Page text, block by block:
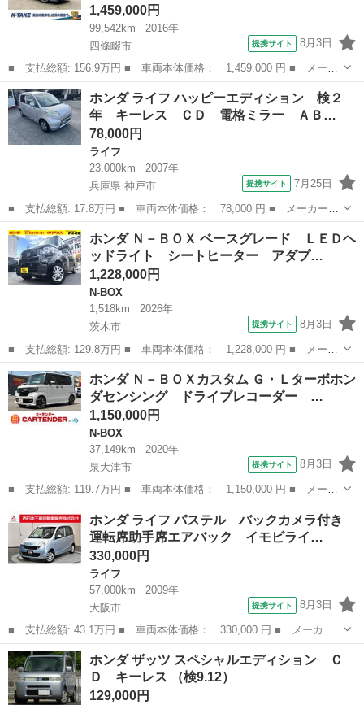
1,459,000円
99,542km
2016年
四條畷市
提携サイト 8月3日
■ 支払総額: 156.9万円 ■ 車両本体価格： 1,459,000 円 ■ メーカ
ー名： ホンダ ■ 車種名： オデッセイハイブリッド ■ グレード
名： ハイブリッドアブソルート・ホンダセンシンアドバンスＰ
（禁煙車）...
大阪 四條畷市 ホンダ
ホンダ ライフ ハッピーエディション 検２
年 キーレス ＣＤ 電格ミラー ＡＢ…
78,000円
ライフ
23,000km
2007年
兵庫県 神戸市
提携サイト 7月25日
■ 支払総額: 17.8万円 ■ 車両本体価格： 78,000 円 ■ メーカー
名： ホンダ ■ 車種名： ライフ ■ グレード名： ハッピーエデ
ィション 検２年 キーレス ＣＤ 電格ミラー ＡＢＳ ベンチシ
ート オートエ...
兵庫 神戸市 ライフ
ホンダ Ｎ－ＢＯＸ ベースグレード ＬＥＤヘ
ッドライト シートヒーター アダプ…
1,228,000円
N-BOX
1,518km
2026年
茨木市
提携サイト 8月3日
■ 支払総額: 129.8万円 ■ 車両本体価格： 1,228,000 円 ■ メーカ
ー名： ホンダ ■ 車種名： Ｎ－ＢＯＸ ■ グレード名： ベース
グレード ＬＥＤヘッドライト シートヒーター アダプティブクル
ーズコン...
大阪 茨木市 N-BOX
ホンダ Ｎ－ＢＯＸカスタム Ｇ・Ｌターボホン
ダセンシング ドライブレコーダー …
1,150,000円
N-BOX
37,149km
2020年
泉大津市
提携サイト 8月3日
■ 支払総額: 119.7万円 ■ 車両本体価格： 1,150,000 円 ■ メーカ
ー名： ホンダ ■ 車種名： Ｎ－ＢＯＸカスタム ■ グレード
名： Ｇ・Ｌターボホンダセンシング ドライブレコーダー ＥＴ
Ｃ バックカメ...
大阪 泉大津市 N-BOX
ホンダ ライフ パステル バックカメラ付き
運転席助手席エアバック イモビライ…
330,000円
ライフ
57,000km
2009年
大阪市
提携サイト 8月3日
■ 支払総額: 43.1万円 ■ 車両本体価格： 330,000 円 ■ メーカー
名： ホンダ ■ 車種名： ライフ ■ グレード名： パステル バ
ックカメラ付き 運転席助手席エアバック イモビライザー ＥＴＣ
装備 ＡＢＳ...
大阪 大阪市 ライフ
ホンダ ザッツ スペシャルエディション Ｃ
Ｄ キーレス （検9.12）
129,000円